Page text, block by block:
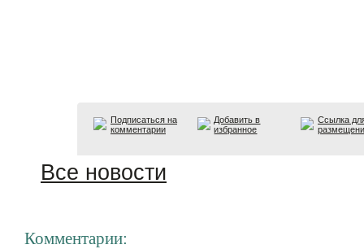
Подписаться на
комментарии
Добавить в
избранное
Ссылка
Все новости
Комментарии: